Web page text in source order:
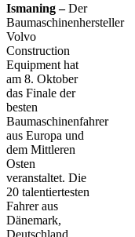
Ismaning –Der
Baumaschinenhersteller
Volvo
Construction
Equipment hat
am 8. Oktober
das Finale der
besten
Baumaschinenfahrer
aus Europa und
dem Mittleren
Osten
veranstaltet. Die
20 talentiertesten
Fahrer aus
Dänemark,
Deutschland,